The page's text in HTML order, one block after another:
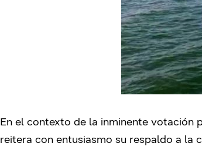
En el contexto de la inminente votación
reitera con entusiasmo su respaldo a la